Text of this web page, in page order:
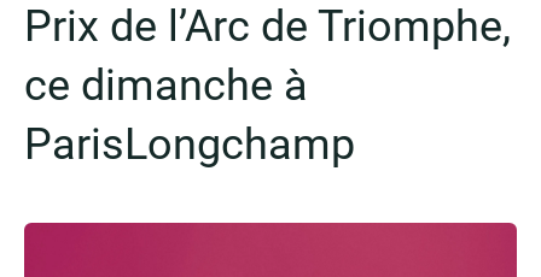
Prix de l’Arc de Triomphe,
ce dimanche à
ParisLongchamp